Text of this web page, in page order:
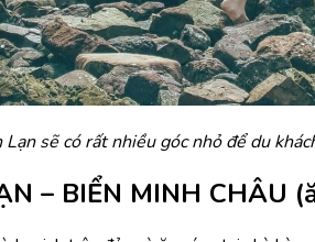
Lạn sẽ có rất nhiều góc nhỏ để du
– BIỂN MINH CHÂU